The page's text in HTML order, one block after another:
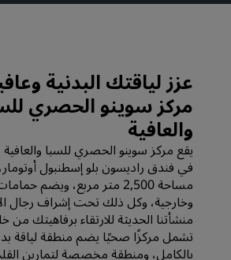
عزز لياقتك البدنية
مركز سوينو الحصري
والعافية
يقع مركز سوينو الحصري للسبا
في فندق راديسون بلو إسطنبول
مساحة 2,500 متر مربع، ويضم
وخارجية، وكل ذلك تحت إشراف رجال
منشأتنا الحديثة للارتقاء برفاهيتك من
تشمل مركزًا صحيًا يضم منطقة لياقة
بالكامل، ومنطقة مخصصة لتمارين